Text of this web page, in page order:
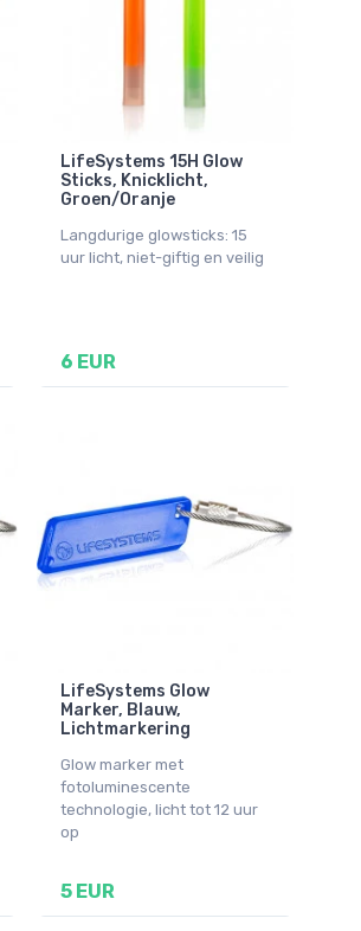
LifeSystems 15H Glow
Sticks, Knicklicht,
Groen/Oranje
Langdurige glowsticks: 15
uur licht, niet-giftig en veilig
6 EUR
LifeSystems Glow
Marker, Blauw,
Lichtmarkering
Glow marker met
fotoluminescente
technologie, licht tot 12 uur
op
5 EUR